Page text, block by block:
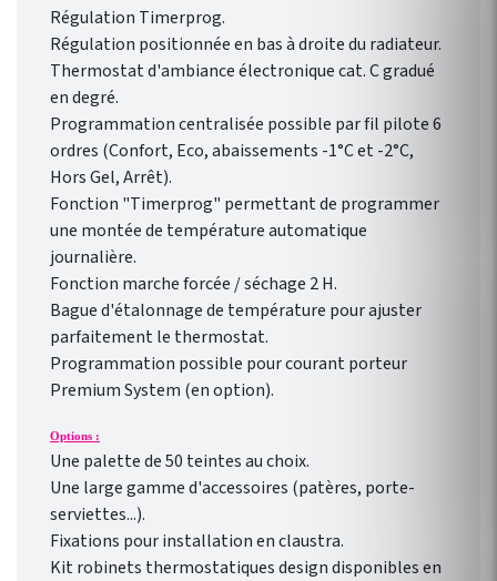
Régulation Timerprog.
Régulation positionnée en bas à droite du radiateur.
Thermostat d'ambiance électronique cat. C gradué
en degré.
Programmation centralisée possible par fil pilote 6
ordres (Confort, Eco, abaissements -1°C et -2°C,
Hors Gel, Arrêt).
Fonction "Timerprog" permettant de programmer
une montée de température automatique
journalière.
Fonction marche forcée / séchage 2 H.
Bague d'étalonnage de température pour ajuster
parfaitement le thermostat.
Programmation possible pour courant porteur
Premium System (en option).
Options :
Une palette de 50 teintes au choix.
Une large gamme d'accessoires (patères, porte-
serviettes...).
Fixations pour installation en claustra.
Kit robinets thermostatiques design disponibles en